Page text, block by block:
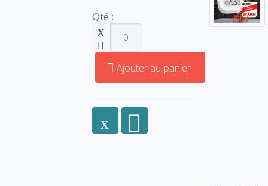
Qté :
Ajouter au panier